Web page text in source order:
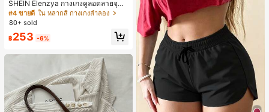
SHEIN Elenzya กางเกงคูลอตลายจุดเ
อวสูงแบบใหม่สำหรับฤดูใบไม้ผลิ/ฤดูร้อ
น, สไตล์หรูหราเหมาะสำหรับใส่ในชีวิต
ทจสำหรับฤดูรับปริญญา, เทศกาลดนตร
#4 ขายดี ใน หลากสี กางเกงลำลอง
80+ sold
฿253 -6%